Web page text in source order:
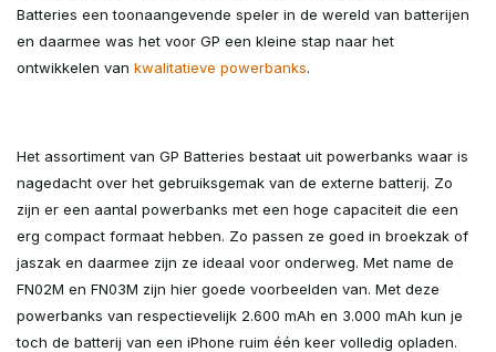
Batteries een toonaangevende speler in de wereld van batterijen
en daarmee was het voor GP een kleine stap naar het
ontwikkelen van kwalitatieve powerbanks.
Het assortiment van GP Batteries bestaat uit powerbanks waar is
nagedacht over het gebruiksgemak van de externe batterij. Zo
zijn er een aantal powerbanks met een hoge capaciteit die een
erg compact formaat hebben. Zo passen ze goed in broekzak of
jaszak en daarmee zijn ze ideaal voor onderweg. Met name de
FN02M en FN03M zijn hier goede voorbeelden van. Met deze
powerbanks van respectievelijk 2.600 mAh en 3.000 mAh kun je
toch de batterij van een iPhone ruim één keer volledig opladen.